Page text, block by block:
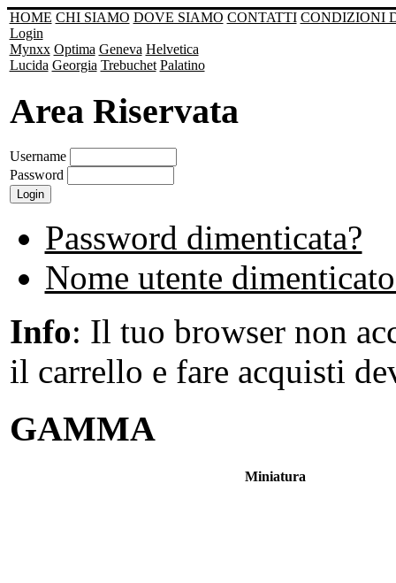
HOME CHI SIAMO DOVE SIAMO CONTATTI CONDIZIONI
Login
Mynxx Optima Geneva Helvetica
Lucida Georgia Trebuchet Palatino
Area Riservata
Username
Password
Password dimenticata?
Nome utente
Info: Il tuo browser non
il carrello e fare acquisti
GAMMA
Miniatura